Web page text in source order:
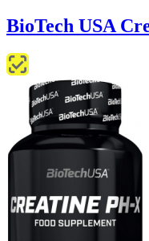
BioTech USA